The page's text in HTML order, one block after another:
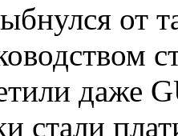
от
даже
стали